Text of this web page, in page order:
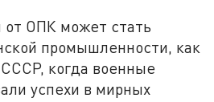
ОПК может стать
промышленности, как
когда военные
успехи в мирных